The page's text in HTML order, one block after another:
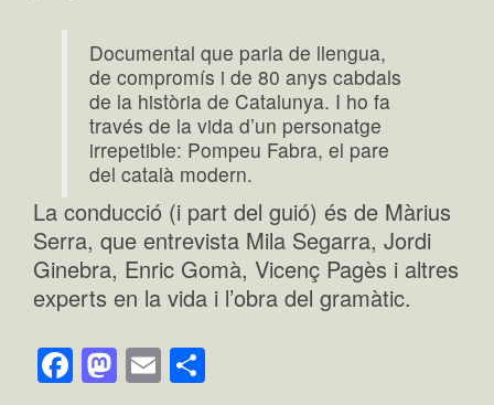
Documental que parla de llengua,
de compromís i de 80 anys cabdals
de la història de Catalunya. I ho fa
través de la vida d’un personatge
irrepetible: Pompeu Fabra, el pare
del català modern.
La conducció (i part del guió) és de Màrius
Serra, que entrevista Mila Segarra, Jordi
Ginebra, Enric Gomà, Vicenç Pagès i altres
experts en la vida i l’obra del gramàtic.
Facebook
Mastodon
Email